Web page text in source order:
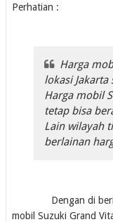
Perhatian :
Harga
lokasi
Harga mobil
tetap bisa
Lain wilayah
berlainan
Dengan di berinya
mobil Suzuki Grand